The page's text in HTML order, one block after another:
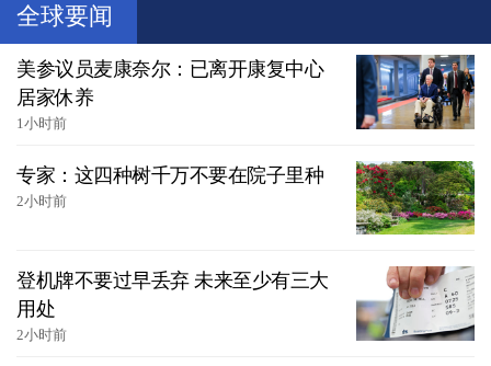
全球要闻
美参议员麦康奈尔：已离开康复中心
居家休养
1小时前
专家：这四种树千万不要在院子里种
2小时前
登机牌不要过早丢弃 未来至少有三大
用处
2小时前